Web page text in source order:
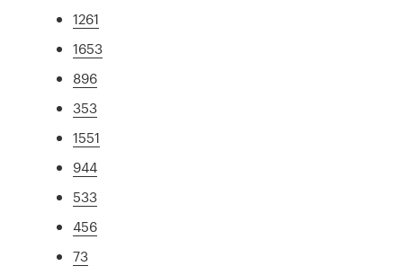
1261
1653
896
353
1551
944
533
456
73